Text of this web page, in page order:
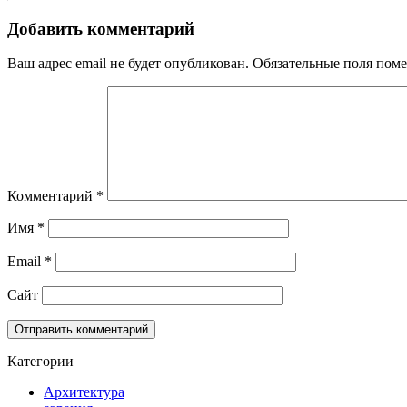
Добавить комментарий
Ваш адрес email не будет опубликован. Обязательные поля
Комментарий *
Имя *
Email *
Сайт
Категории
Архитектура